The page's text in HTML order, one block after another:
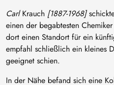
CarlKrauch [1887-1968]
einen der begabtesten
dort einen Standort für ein
empfahl schließlich ein kleines
geeignet schien.
In der Nähe befand sich eine